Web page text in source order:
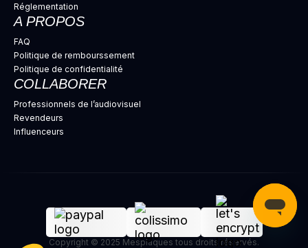
Réglementation
A PROPOS
FAQ
Politique de rembourssement
Politique de confidentialité
COLLABORER
Professionnels de l’audiovisuel
Revendeurs
Influenceurs
Copyright © 2025 Mesplaques tous droits réservés.